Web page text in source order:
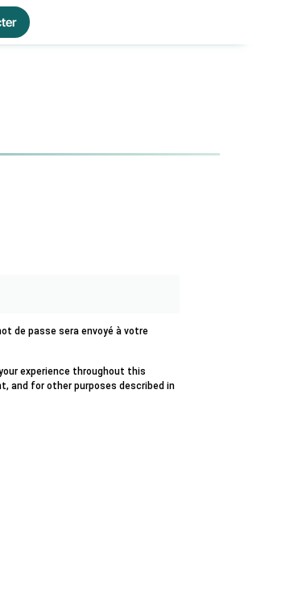
de passe sera envoyé à votre
experience throughout this
and for other purposes described in